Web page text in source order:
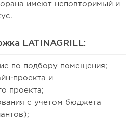
имеют неповторимый и
LATINAGRILL:
по подбору помещения;
проекта и
проекта;
с учетом бюджета